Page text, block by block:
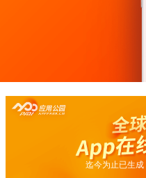
迄今为止已生成